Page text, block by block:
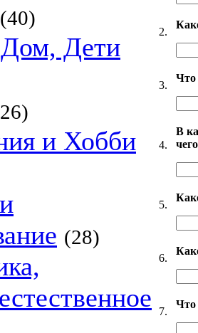
(40)
Дети
и Хобби
(28)
2.
3.
Что
4.
В
5.
6.
7.
Что